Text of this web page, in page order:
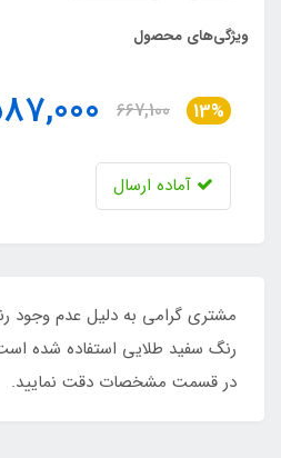
ویژگی‌های محصول
13%
667,100
آماده ارسال
مشتری گرامی به دلیل عدم وجود
رنگ سفید طلایی استفاده شده
در قسمت مشخصات دقت نمایید.